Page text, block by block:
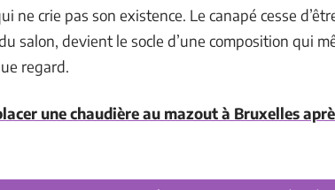
ne crie pas son existence. Le canapé cesse
salon, devient le socle d’une composition qui
regard.
une chaudière au mazout à Bruxelles